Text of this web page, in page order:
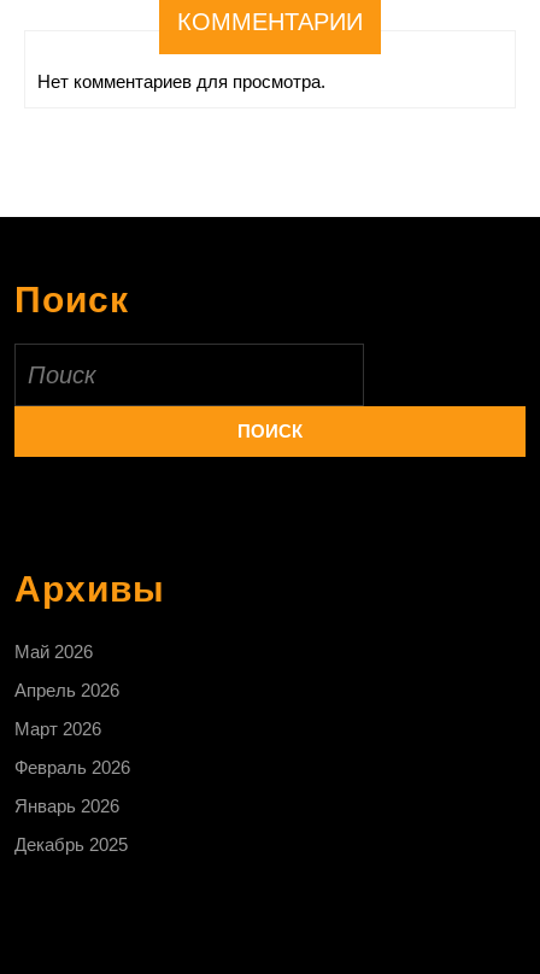
КОММЕНТАРИИ
Нет комментариев для просмотра.
Поиск
Архивы
Май 2026
Апрель 2026
Март 2026
Февраль 2026
Январь 2026
Декабрь 2025